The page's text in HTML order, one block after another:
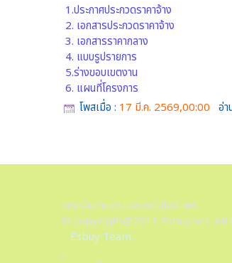
1.ประกาศประกวดราคาจ้าง
2. เอกสารประกวดราคาจ้าง
3. เอกสารราคากลาง
4. แบบรูปรายการ
5.ร่างขอบเขตงาน
6. แผนที่โครงการ
โพสเมื่อ : 17 มี.ค. 2569,00:00 อ่า
วิทยาลัยเกษตรและเทคโนโลยีแพร่
© copyright@2011 Esbuy.net.
Esbuy Team.
,